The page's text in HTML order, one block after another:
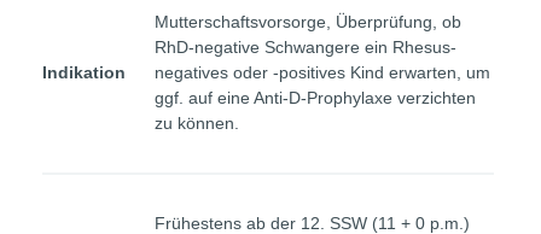
Indikation
Mutterschaftsvorsorge, Überprüfung, ob
RhD-negative Schwangere ein Rhesus-
negatives oder -positives Kind erwarten, um
ggf. auf eine Anti-D-Prophylaxe verzichten
zu können.
Frühestens ab der 12. SSW (11 + 0 p.m.)